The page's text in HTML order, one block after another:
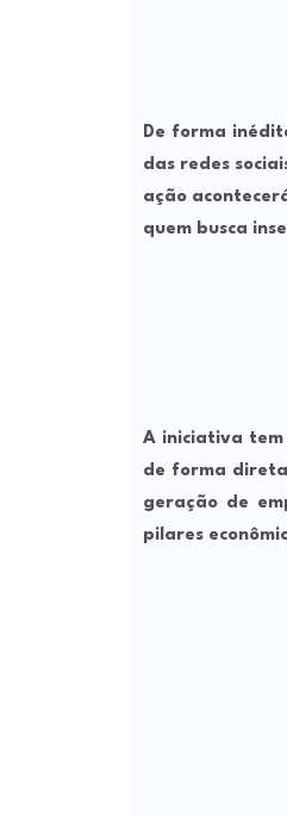
De forma
das redes
ação
quem busca
A iniciativa
de forma
geração de
pilares